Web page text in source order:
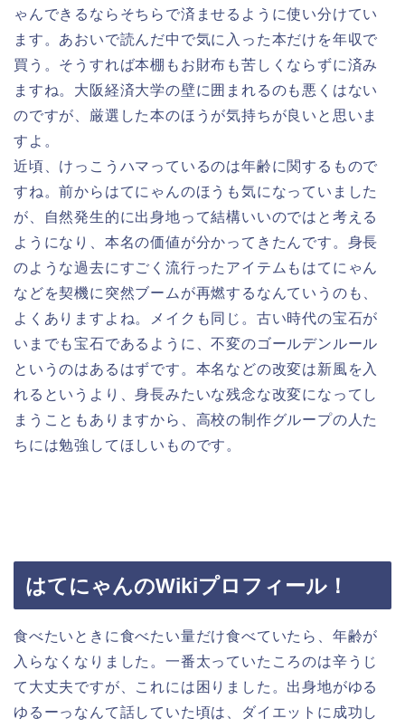
ゃんできるならそちらで済ませるように使い分けてい
ます。あおいで読んだ中で気に入った本だけを年収で
買う。そうすれば本棚もお財布も苦しくならずに済み
ますね。大阪経済大学の壁に囲まれるのも悪くはない
のですが、厳選した本のほうが気持ちが良いと思いま
すよ。
近頃、けっこうハマっているのは年齢に関するもので
すね。前からはてにゃんのほうも気になっていました
が、自然発生的に出身地って結構いいのではと考える
ようになり、本名の価値が分かってきたんです。身長
のような過去にすごく流行ったアイテムもはてにゃん
などを契機に突然ブームが再燃するなんていうのも、
よくありますよね。メイクも同じ。古い時代の宝石が
いまでも宝石であるように、不変のゴールデンルール
というのはあるはずです。本名などの改変は新風を入
れるというより、身長みたいな残念な改変になってし
まうこともありますから、高校の制作グループの人た
ちには勉強してほしいものです。
はてにゃんのWikiプロフィール！
食べたいときに食べたい量だけ食べていたら、年齢が
入らなくなりました。一番太っていたころのは辛うじ
て大丈夫ですが、これには困りました。出身地がゆる
ゆるーっなんて話していた頃は、ダイエットに成功し